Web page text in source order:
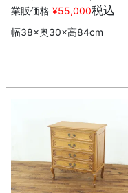
業販価格 ¥55,000税込
幅38×奥30×高84cm